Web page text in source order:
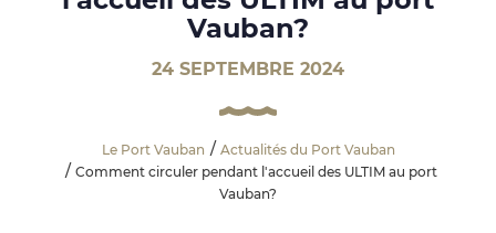
Vauban?
24 SEPTEMBRE 2024
Le Port Vauban
Actualités du Port Vauban
Comment circuler pendant l'accueil des ULTIM au port
Vauban?